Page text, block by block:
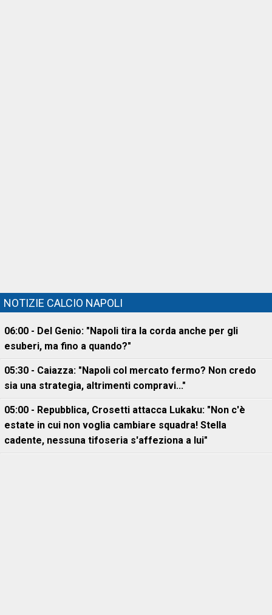
NOTIZIE CALCIO NAPOLI
06:00 - Del Genio: "Napoli tira la corda anche per gli
esuberi, ma fino a quando?"
05:30 - Caiazza: "Napoli col mercato fermo? Non credo
sia una strategia, altrimenti compravi..."
05:00 - Repubblica, Crosetti attacca Lukaku: "Non c'è
estate in cui non voglia cambiare squadra! Stella
cadente, nessuna tifoseria s'affeziona a lui"